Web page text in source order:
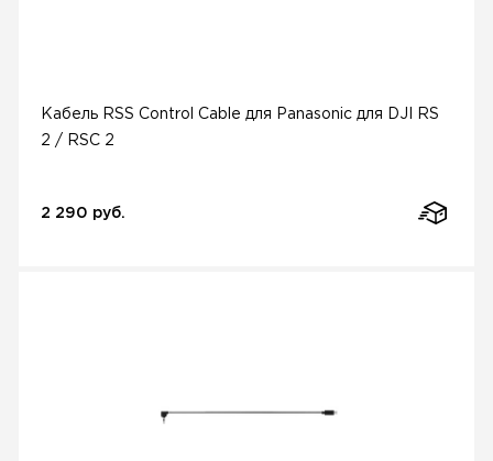
Кабель RSS Control Cable для Panasonic для DJI RS
2 / RSC 2
2 290 руб.